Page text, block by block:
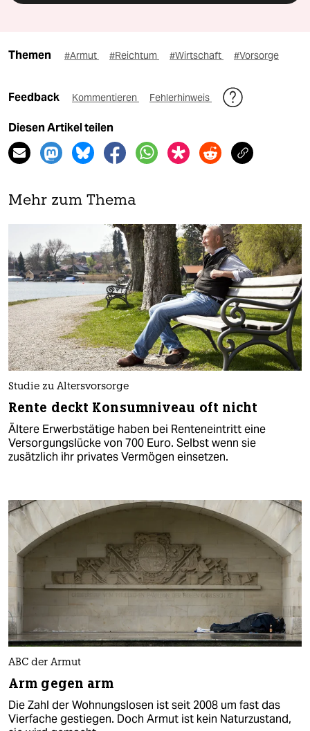
Themen #Armut #Reichtum #Wirtschaft #Vorsorge
Feedback Kommentieren Fehlerhinweis
Diesen Artikel teilen
Mehr zum Thema
Studie zu Altersvorsorge
Rente deckt Konsumniveau oft nicht
Ältere Erwerbstätige haben bei Renteneintritt eine
Versorgungslücke von 700 Euro. Selbst wenn sie
zusätzlich ihr privates Vermögen einsetzen.
ABC der Armut
Arm gegen arm
Die Zahl der Wohnungslosen ist seit 2008 um fast das
Vierfache gestiegen. Doch Armut ist kein Naturzustand,